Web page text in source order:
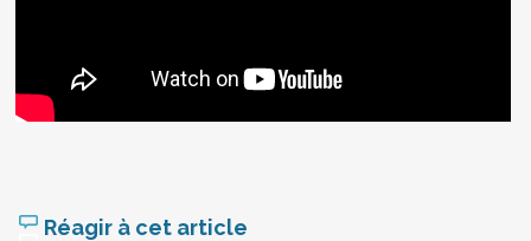
Réagir à cet article